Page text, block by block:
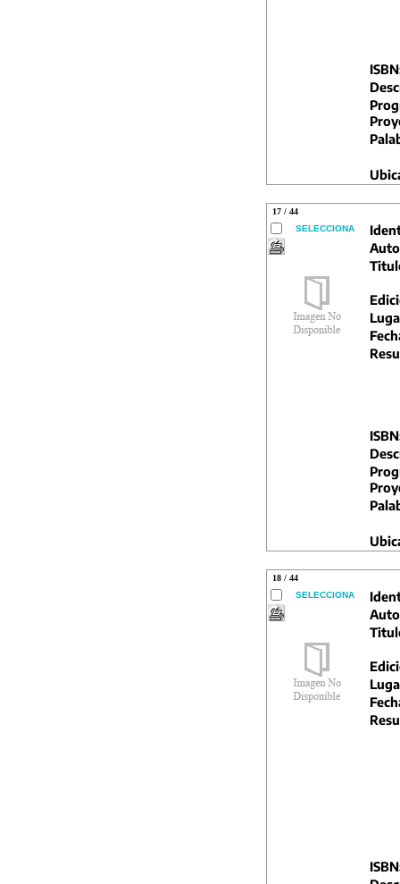
17 / 44
SELECCIONA
18 / 44
SELECCIONA